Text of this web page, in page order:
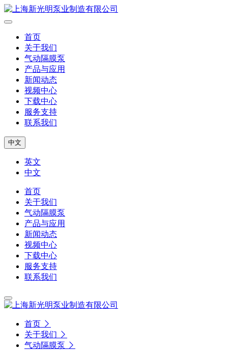
首页
关于我们
气动隔膜泵
产品与应用
新闻动态
视频中心
下载中心
服务支持
联系我们
中文
英文
中文
首页
关于我们
气动隔膜泵
产品与应用
新闻动态
视频中心
下载中心
服务支持
联系我们
首页
关于我们
气动隔膜泵